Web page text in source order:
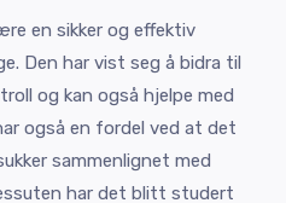
en sikker og effektiv
Den har vist seg å bidra til
og kan også hjelpe med
også en fordel ved at det
sammenlignet med
har det blitt studert